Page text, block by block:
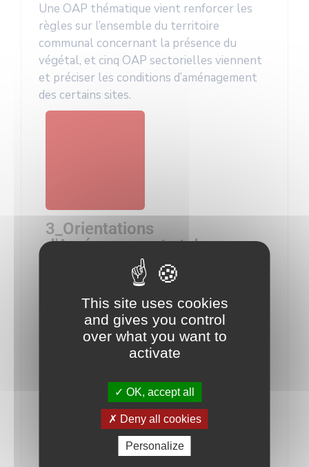
Une OAP thématique vient renforcer les
règles sur l’ensemble du territoire
communal concernant la présence du
végétal, et cinq OAP sectorielles viennent
et préciser les conditions d’aménagement
des certains sites.
3_Orientations
d'Aménagement et de
Programmation
Created: 15-10-2025
Updated: 15-10-2025
Téléchargements: 440
TÉLÉCHARGER
APERÇU
This site uses cookies
and gives you control
over what you want to
activate
OK, accept all
Deny all cookies
Personalize